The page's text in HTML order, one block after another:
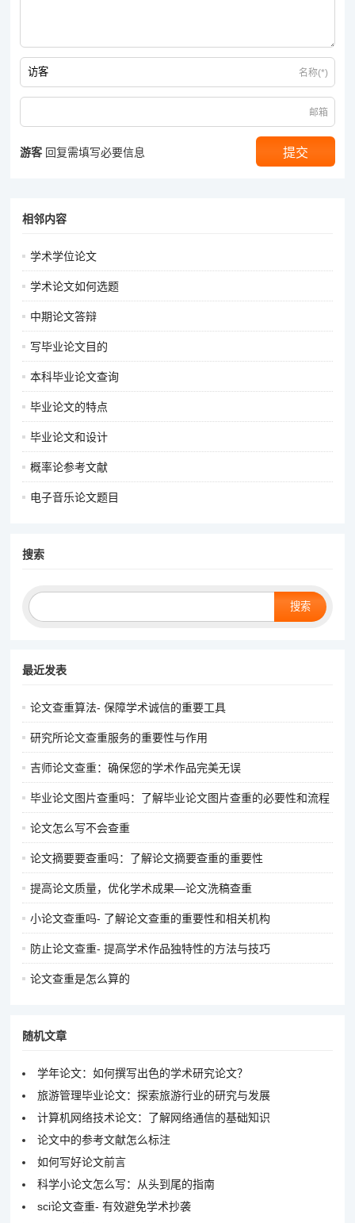
名称(*)
邮箱
游客 回复需填写必要信息
相邻内容
学术学位论文
学术论文如何选题
中期论文答辩
写毕业论文目的
本科毕业论文查询
毕业论文的特点
毕业论文和设计
概率论参考文献
电子音乐论文题目
搜索
Search
最近发表
论文查重算法- 保障学术诚信的重要工具
研究所论文查重服务的重要性与作用
吉师论文查重：确保您的学术作品完美无误
毕业论文图片查重吗：了解毕业论文图片查重的必要性和流程
论文怎么写不会查重
论文摘要要查重吗：了解论文摘要查重的重要性
提高论文质量，优化学术成果—论文洗稿查重
小论文查重吗- 了解论文查重的重要性和相关机构
防止论文查重- 提高学术作品独特性的方法与技巧
论文查重是怎么算的
随机文章
学年论文：如何撰写出色的学术研究论文？
旅游管理毕业论文：探索旅游行业的研究与发展
计算机网络技术论文：了解网络通信的基础知识
论文中的参考文献怎么标注
如何写好论文前言
科学小论文怎么写：从头到尾的指南
sci论文查重- 有效避免学术抄袭